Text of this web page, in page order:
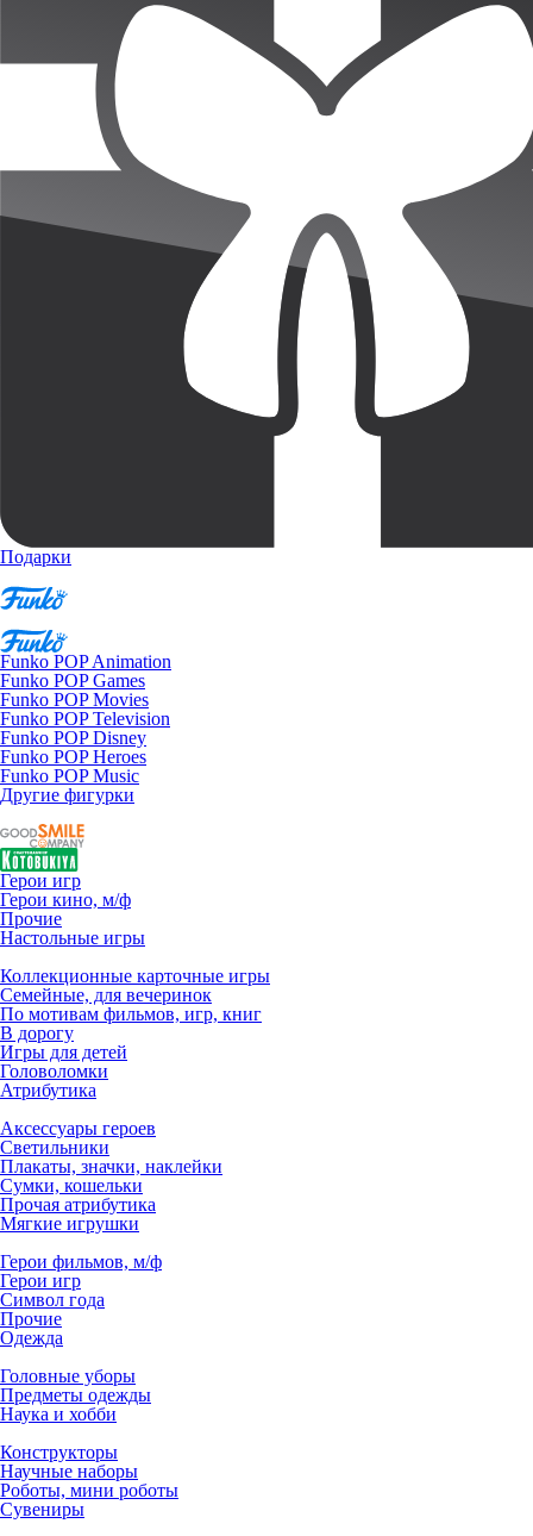
Подарки
Funko POP Animation
Funko POP Games
Funko POP Movies
Funko POP Television
Funko POP Disney
Funko POP Heroes
Funko POP Music
Другие фигурки
Герои игр
Герои кино, м/ф
Прочие
Настольные игры
Коллекционные карточные игры
Семейные, для вечеринок
По мотивам фильмов, игр, книг
В дорогу
Игры для детей
Головоломки
Атрибутика
Аксессуары героев
Светильники
Плакаты, значки, наклейки
Сумки, кошельки
Прочая атрибутика
Мягкие игрушки
Герои фильмов, м/ф
Герои игр
Символ года
Прочие
Одежда
Головные уборы
Предметы одежды
Наука и хобби
Конструкторы
Научные наборы
Роботы, мини роботы
Сувениры